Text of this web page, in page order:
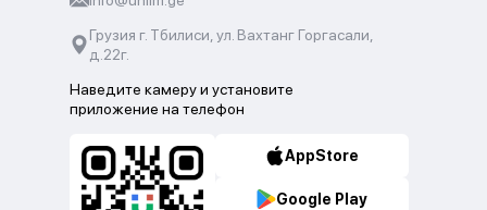
Грузия г. Тбилиси, ул. Вахтанг Горгасали,
д.22г.
Наведите камеру и установите
приложение на телефон
AppStore
Google Play